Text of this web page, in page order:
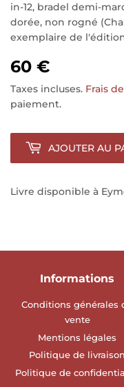
in-12, bradel demi-
dorée, non rogné
exemplaire de
60 €
Taxes incluses. Frais
paiement.
AJOUTER AU
Livre disponible à
Informations
Conditions générales
vente
Mentions légales
Politique de livraison
Politique de